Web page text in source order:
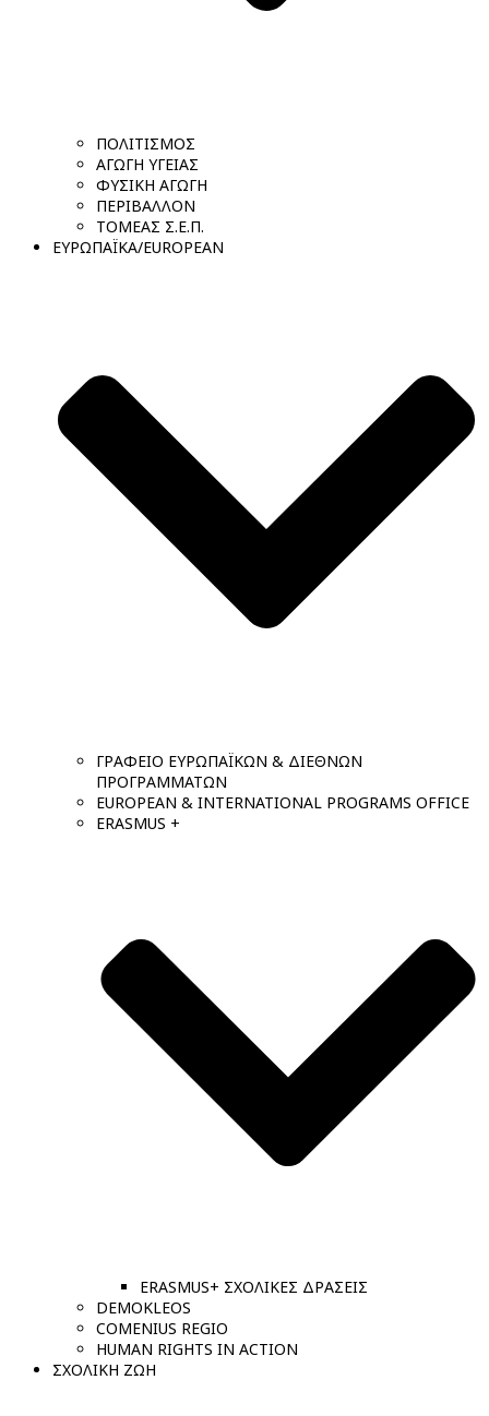
ΠΟΛΙΤΙΣΜΟΣ
ΑΓΩΓΗ ΥΓΕΙΑΣ
ΦΥΣΙΚΗ ΑΓΩΓΗ
ΠΕΡΙΒΑΛΛΟΝ
ΤΟΜΕΑΣ Σ.Ε.Π.
ΕΥΡΩΠΑΪΚΑ/EUROPEAN
ΓΡΑΦΕΙΟ ΕΥΡΩΠΑΪΚΩΝ & ΔΙΕΘΝΩΝ
ΠΡΟΓΡΑΜΜΑΤΩΝ
EUROPEAN & INTERNATIONAL PROGRAMS OFFICE
ERASMUS +
ERASMUS+ ΣΧΟΛΙΚΕΣ ΔΡΑΣΕΙΣ
DEMOKLEOS
COMENIUS REGIO
HUMAN RIGHTS IN ACTION
ΣΧΟΛΙΚΗ ΖΩΗ